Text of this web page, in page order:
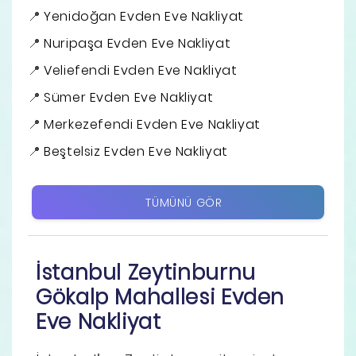
Yenidoğan Evden Eve Nakliyat
Nuripaşa Evden Eve Nakliyat
Veliefendi Evden Eve Nakliyat
Sümer Evden Eve Nakliyat
Merkezefendi Evden Eve Nakliyat
Beştelsiz Evden Eve Nakliyat
TÜMÜNÜ GÖR
İstanbul Zeytinburnu
Gökalp Mahallesi Evden
Eve Nakliyat